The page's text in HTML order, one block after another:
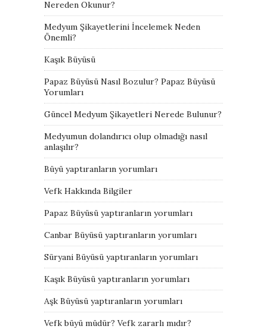
Nereden Okunur?
Medyum Şikayetlerini İncelemek Neden
Önemli?
Kaşık Büyüsü
Papaz Büyüsü Nasıl Bozulur? Papaz Büyüsü
Yorumları
Güncel Medyum Şikayetleri Nerede Bulunur?
Medyumun dolandırıcı olup olmadığı nasıl
anlaşılır?
Büyü yaptıranların yorumları
Vefk Hakkında Bilgiler
Papaz Büyüsü yaptıranların yorumları
Canbar Büyüsü yaptıranların yorumları
Süryani Büyüsü yaptıranların yorumları
Kaşık Büyüsü yaptıranların yorumları
Aşk Büyüsü yaptıranların yorumları
Vefk büyü müdür? Vefk zararlı mıdır?